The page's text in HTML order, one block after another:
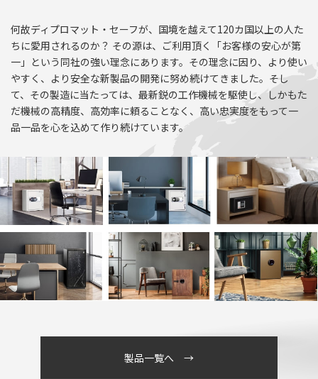
何故ディプロマット・セーフが、国境を越えて120カ国以上の人た
ちに愛用されるのか？ その源は、ご利用頂く「お客様の安心が第
一」という同社の強い理念にあります。その理念に因り、より使い
やすく、より安全な新製品の開発に努め続けてきました。そし
て、その製造に当たっては、最新鋭の工作機械を駆使し、しかもた
だ機械の高精度、高効率に頼ることなく、高い忠実度をもって一
品一品を心を込めて作り続けています。
製品一覧へ →